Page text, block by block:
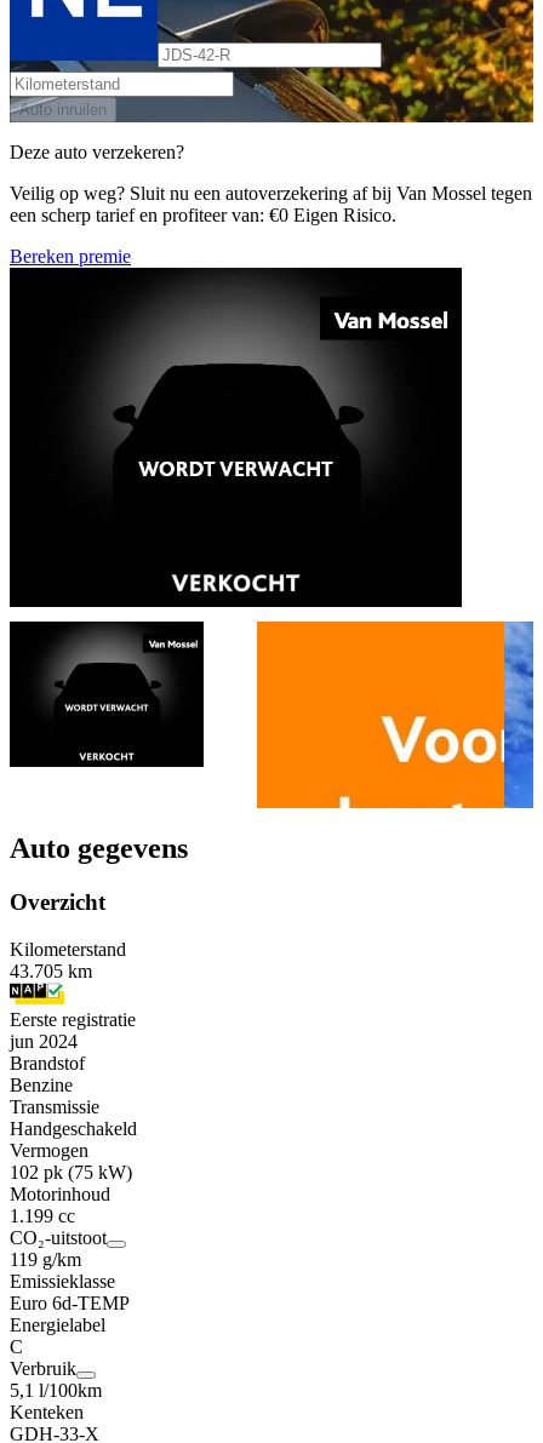
Auto inruilen
Deze auto verzekeren?
Veilig op weg? Sluit nu een autoverzekering af bij Van Mossel tegen
een scherp tarief en profiteer van: €0 Eigen Risico.
Bereken premie
Auto gegevens
Overzicht
Kilometerstand
43.705 km
Eerste registratie
jun 2024
Brandstof
Benzine
Transmissie
Handgeschakeld
Vermogen
102 pk (75 kW)
Motorinhoud
1.199 cc
CO₂-uitstoot
119 g/km
Emissieklasse
Euro 6d-TEMP
Energielabel
C
Verbruik
5,1 l/100km
Kenteken
GDH-33-X